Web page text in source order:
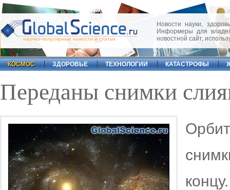
научно-популярные новости и статьи
Новости науки,
Информеры для
новостной сайт,
КОСМОС ЗДОРОВЬЕ ТЕХНОЛОГИИ КАТАСТРОФЫ
Переданы снимки